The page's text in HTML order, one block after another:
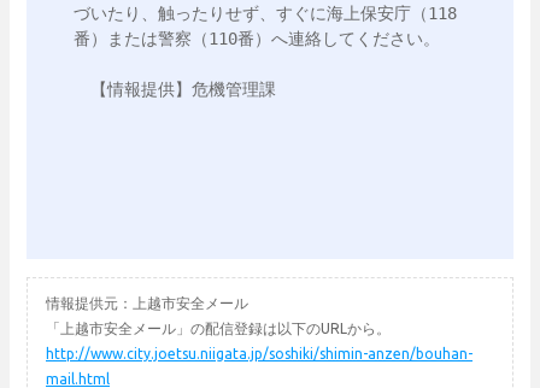
づいたり、触ったりせず、すぐに海上保安庁（118
番）または警察（110番）へ連絡してください。
【情報提供】危機管理課
情報提供元：上越市安全メール
「上越市安全メール」の配信登録は以下のURLから。
http://www.city.joetsu.niigata.jp/soshiki/shimin-anzen/bouhan-
mail.html